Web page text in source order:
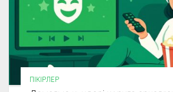
ПІКІРЛЕР